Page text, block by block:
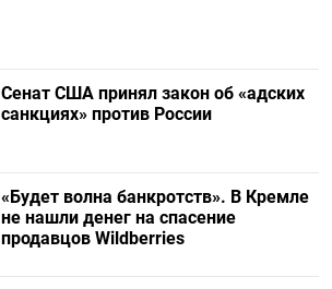
Сенат США принял закон об «адских
санкциях» против России
«Будет волна банкротств». В Кремле
не нашли денег на спасение
продавцов Wildberries